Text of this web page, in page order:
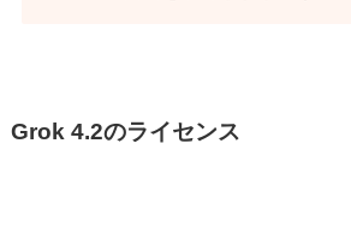
Grok 4.2のライセンス